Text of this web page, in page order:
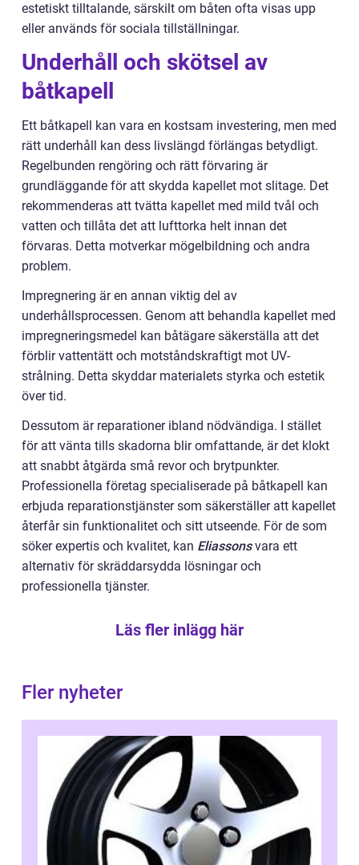
estetiskt tilltalande, särskilt om båten ofta visas upp
eller används för sociala tillställningar.
Underhåll och skötsel av
båtkapell
Ett båtkapell kan vara en kostsam investering, men med
rätt underhåll kan dess livslängd förlängas betydligt.
Regelbunden rengöring och rätt förvaring är
grundläggande för att skydda kapellet mot slitage. Det
rekommenderas att tvätta kapellet med mild tvål och
vatten och tillåta det att lufttorka helt innan det
förvaras. Detta motverkar mögelbildning och andra
problem.
Impregnering är en annan viktig del av
underhållsprocessen. Genom att behandla kapellet med
impregneringsmedel kan båtägare säkerställa att det
förblir vattentätt och motståndskraftigt mot UV-
strålning. Detta skyddar materialets styrka och estetik
över tid.
Dessutom är reparationer ibland nödvändiga. I stället
för att vänta tills skadorna blir omfattande, är det klokt
att snabbt åtgärda små revor och brytpunkter.
Professionella företag specialiserade på båtkapell kan
erbjuda reparationstjänster som säkerställer att kapellet
återfår sin funktionalitet och sitt utseende. För de som
söker expertis och kvalitet, kan Eliassons vara ett
alternativ för skräddarsydda lösningar och
professionella tjänster.
Läs fler inlägg här
Fler nyheter